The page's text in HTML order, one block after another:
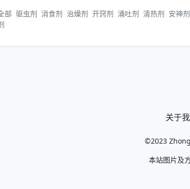
部 驱虫剂 消食剂 治燥剂 开窍剂 涌吐剂 清热剂 安神剂
关于
©2023
本站图片及